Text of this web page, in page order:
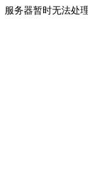
服务器暂时无法处